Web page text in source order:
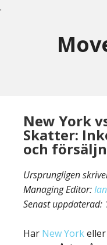
.
New York
Skatter:
och
Ursprungligen
Managing Editor:
Senast uppdaterad:
Har New Yorkeller